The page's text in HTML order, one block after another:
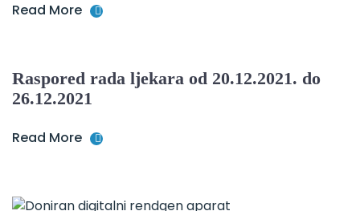
Read More
Raspored rada ljekara od 20.12.2021. do
26.12.2021
Read More